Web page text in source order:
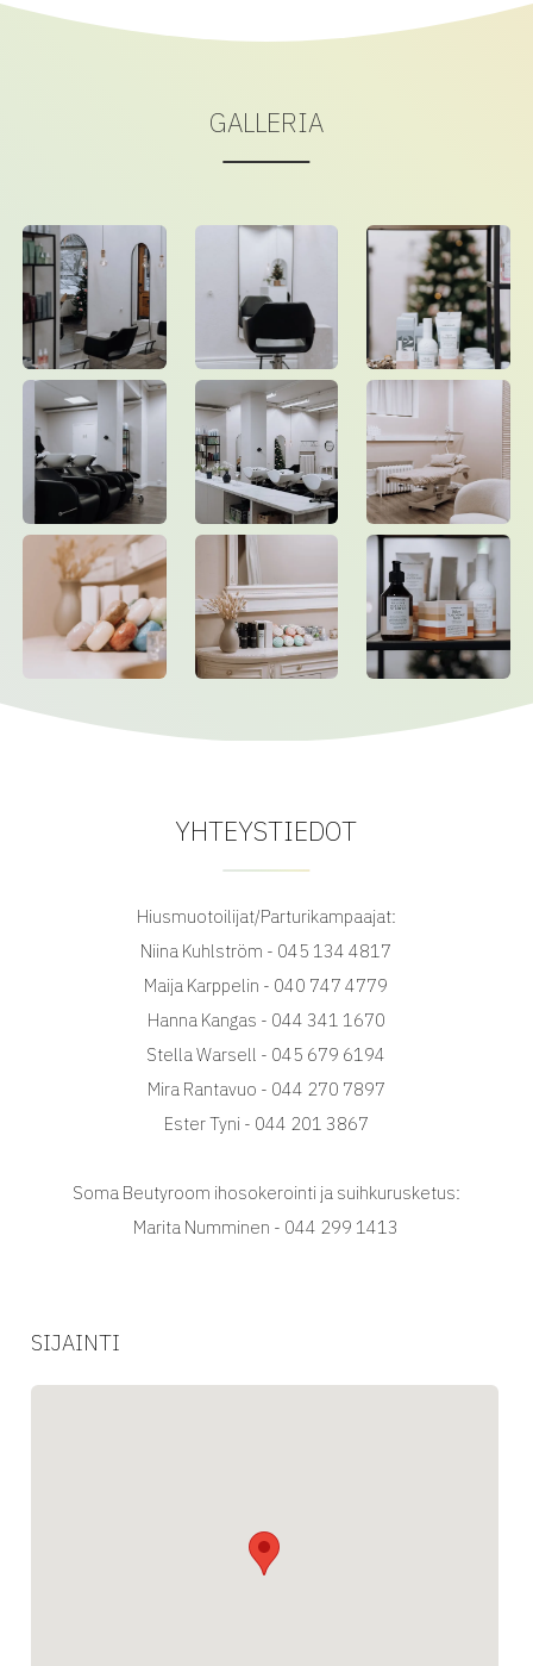
GALLERIA
YHTEYSTIEDOT
Hiusmuotoilijat/Parturikampaajat:
Niina Kuhlström - 045 134 4817
Maija Karppelin - 040 747 4779
Hanna Kangas - 044 341 1670
Stella Warsell - 045 679 6194
Mira Rantavuo - 044 270 7897
Ester Tyni - 044 201 3867
Soma Beutyroom ihosokerointi ja suihkurusketus:
Marita Numminen - 044 299 1413
SIJAINTI